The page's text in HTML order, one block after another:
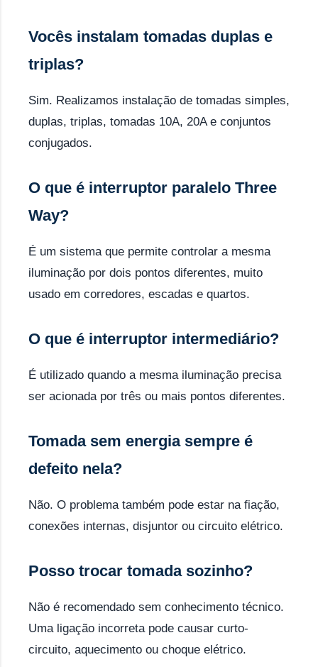
Vocês instalam tomadas duplas e
triplas?
Sim. Realizamos instalação de tomadas simples,
duplas, triplas, tomadas 10A, 20A e conjuntos
conjugados.
O que é interruptor paralelo Three
Way?
É um sistema que permite controlar a mesma
iluminação por dois pontos diferentes, muito
usado em corredores, escadas e quartos.
O que é interruptor intermediário?
É utilizado quando a mesma iluminação precisa
ser acionada por três ou mais pontos diferentes.
Tomada sem energia sempre é
defeito nela?
Não. O problema também pode estar na fiação,
conexões internas, disjuntor ou circuito elétrico.
Posso trocar tomada sozinho?
Não é recomendado sem conhecimento técnico.
Uma ligação incorreta pode causar curto-
circuito, aquecimento ou choque elétrico.